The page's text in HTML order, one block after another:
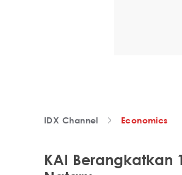
IDX Channel Economics
KAI Berangkatkan